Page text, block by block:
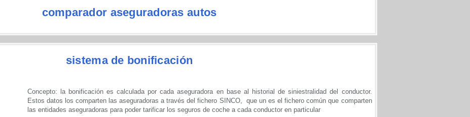
comparador aseguradoras autos
sistema de bonificación
Concepto: la bonificación es calculada por cada aseguradora en base al historial de siniestralidad del conductor.
Estos datos los comparten las aseguradoras a través del fichero SINCO, que un es el fichero común que comparten
las entidades aseguradoras para poder tarificar los seguros de coche a cada conductor en particular